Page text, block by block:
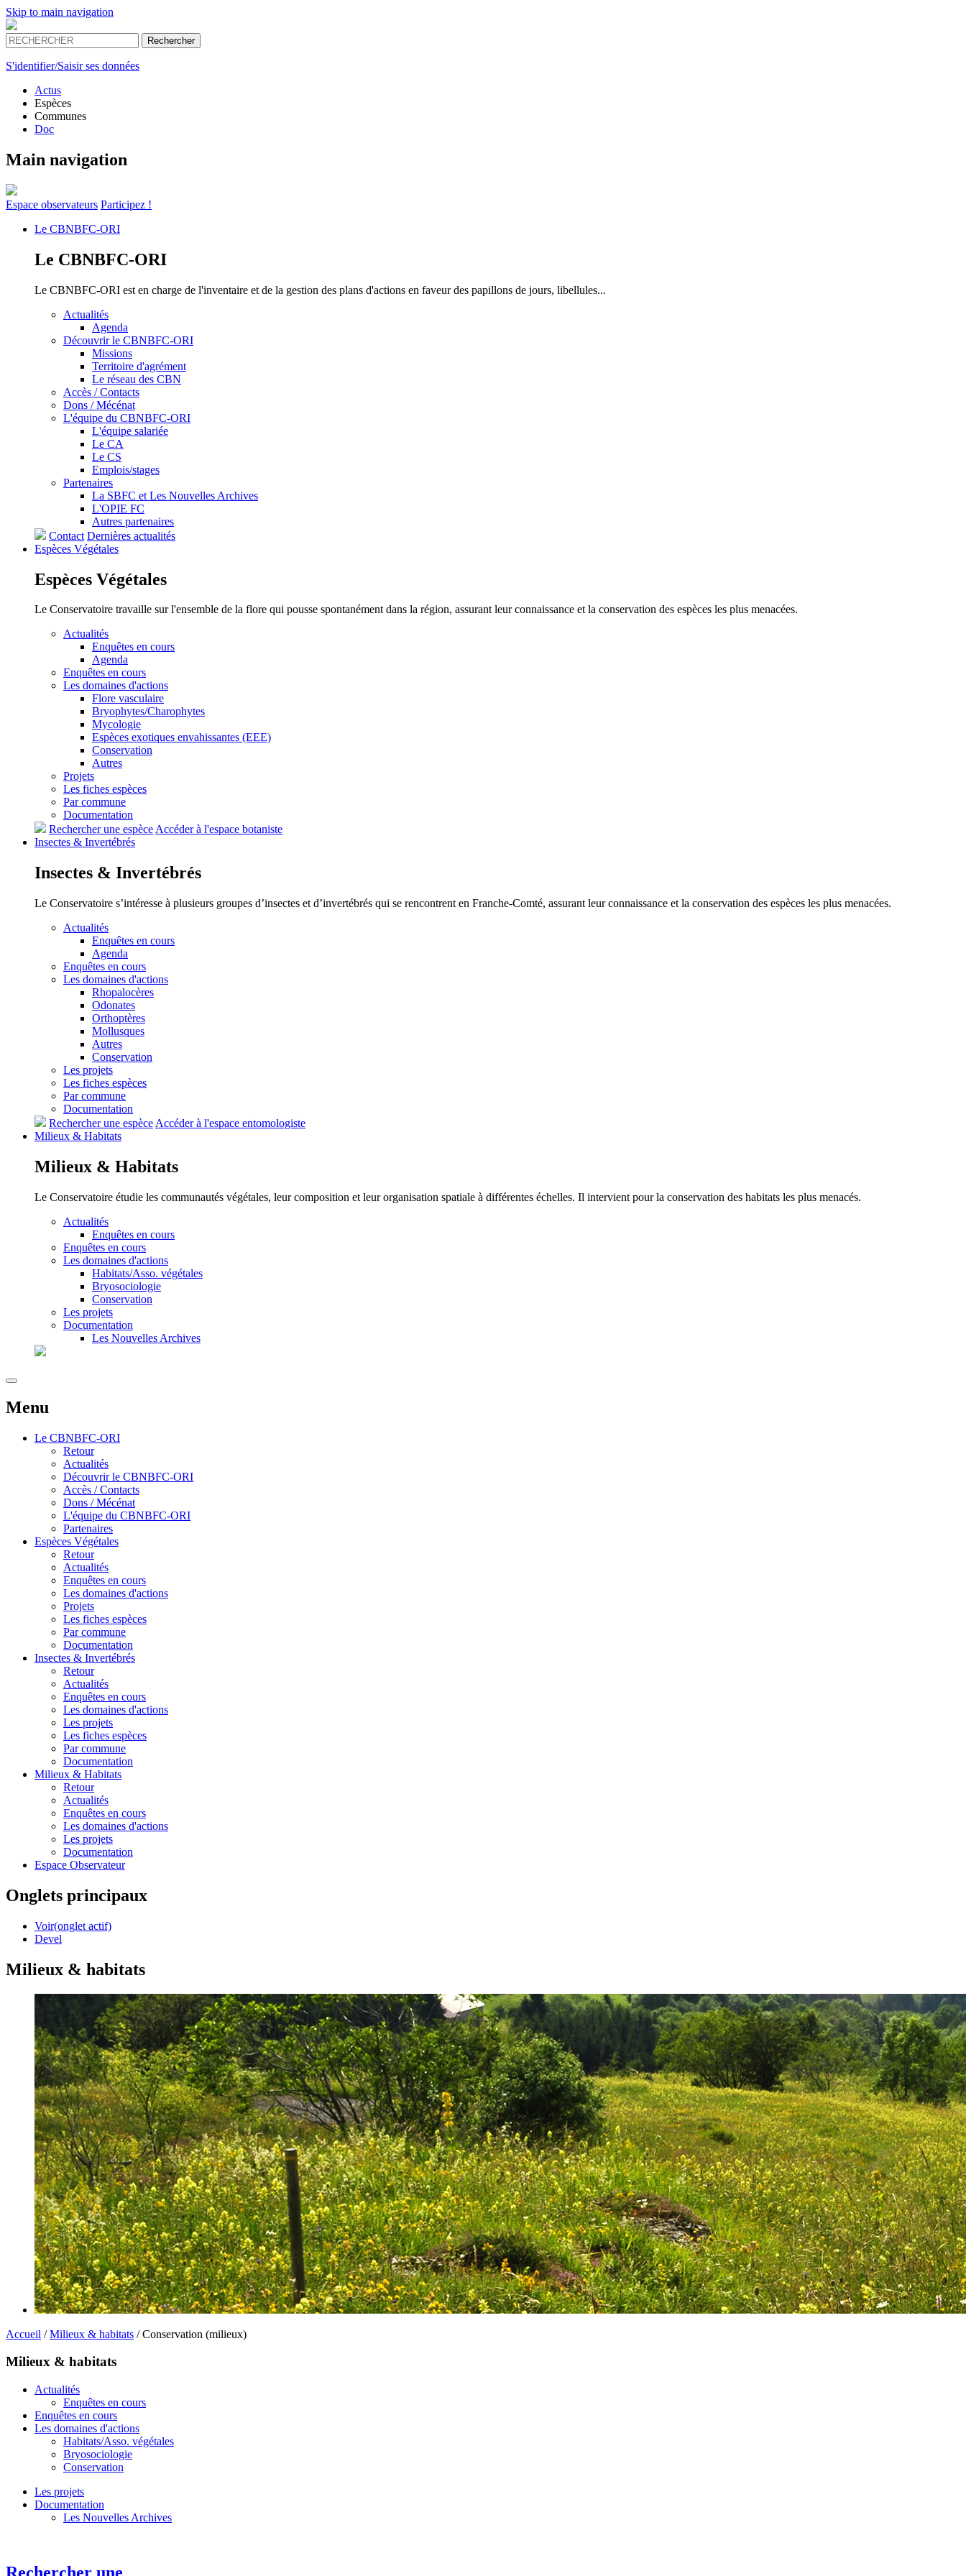
Skip to main navigation
S'identifier/Saisir ses données
Actus
Espèces
Communes
Doc
Main navigation
Espace observateurs Participez !
Le CBNBFC-ORI
Le CBNBFC-ORI
Le CBNBFC-ORI est en charge de l'inventaire et de la gestion des plans d'actions en faveur des papillons de jours, libellules...
Actualités
Agenda
Découvrir le CBNBFC-ORI
Missions
Territoire d'agrément
Le réseau des CBN
Accès / Contacts
Dons / Mécénat
L'équipe du CBNBFC-ORI
L'équipe salariée
Le CA
Le CS
Emplois/stages
Partenaires
La SBFC et Les Nouvelles Archives
L'OPIE FC
Autres partenaires
Contact Dernières actualités
Espèces Végétales
Espèces Végétales
Le Conservatoire travaille sur l'ensemble de la flore qui pousse spontanément dans la région, assurant leur connaissance et la conservation des espèces les plus menacées.
Actualités
Enquêtes en cours
Agenda
Enquêtes en cours
Les domaines d'actions
Flore vasculaire
Bryophytes/Charophytes
Mycologie
Espèces exotiques envahissantes (EEE)
Conservation
Autres
Projets
Les fiches espèces
Par commune
Documentation
Rechercher une espèceAccéder à l'espace botaniste
Insectes & Invertébrés
Insectes & Invertébrés
Le Conservatoire s’intéresse à plusieurs groupes d’insectes et d’invertébrés qui se rencontrent en Franche-Comté, assurant leur connaissance et la conservation des espèces les plus menacées.
Actualités
Enquêtes en cours
Agenda
Enquêtes en cours
Les domaines d'actions
Rhopalocères
Odonates
Orthoptères
Mollusques
Autres
Conservation
Les projets
Les fiches espèces
Par commune
Documentation
Rechercher une espèce Accéder à l'espace entomologiste
Milieux & Habitats
Milieux & Habitats
Le Conservatoire étudie les communautés végétales, leur composition et leur organisation spatiale à différentes échelles. Il intervient pour la conservation des habitats les plus menacés.
Actualités
Enquêtes en cours
Enquêtes en cours
Les domaines d'actions
Habitats/Asso. végétales
Bryosociologie
Conservation
Les projets
Documentation
Les Nouvelles Archives
Menu
Le CBNBFC-ORI
Retour
Actualités
Découvrir le CBNBFC-ORI
Accès / Contacts
Dons / Mécénat
L'équipe du CBNBFC-ORI
Partenaires
Espèces Végétales
Retour
Actualités
Enquêtes en cours
Les domaines d'actions
Projets
Les fiches espèces
Par commune
Documentation
Insectes & Invertébrés
Retour
Actualités
Enquêtes en cours
Les domaines d'actions
Les projets
Les fiches espèces
Par commune
Documentation
Milieux & Habitats
Retour
Actualités
Enquêtes en cours
Les domaines d'actions
Les projets
Documentation
Espace Observateur
Onglets principaux
Voir(onglet actif)
Devel
Milieux & habitats
Accueil /Milieux & habitats / Conservation (milieux)
Milieux & habitats
Actualités
Enquêtes en cours
Enquêtes en cours
Les domaines d'actions
Habitats/Asso. végétales
Bryosociologie
Conservation
Les projets
Documentation
Les Nouvelles Archives